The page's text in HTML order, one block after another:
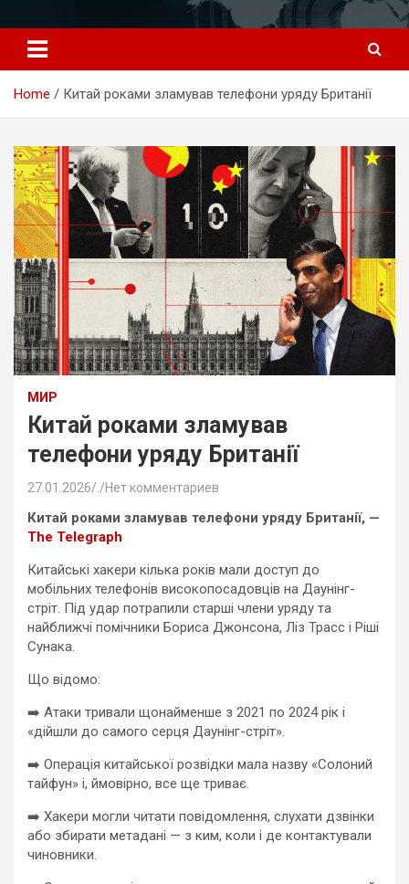
к
содержимому
Home Китай роками зламував телефони уряду Британії
МИР
Китай роками зламував
телефони уряду Британії
27.01.2026 Нет комментариев
Китай роками зламував телефони уряду Британії, —
The Telegraph
Китайські хакери кілька років мали доступ до
мобільних телефонів високопосадовців на Даунінг-
стріт. Під удар потрапили старші члени уряду та
найближчі помічники Бориса Джонсона, Ліз Трасс і Ріші
Сунака.
Що відомо:
➡️ Атаки тривали щонайменше з 2021 по 2024 рік і
«дійшли до самого серця Даунінг-стріт».
➡️ Операція китайської розвідки мала назву «Солоний
тайфун» і, ймовірно, все ще триває.
➡️ Хакери могли читати повідомлення, слухати дзвінки
або збирати метадані — з ким, коли і де контактували
чиновники.